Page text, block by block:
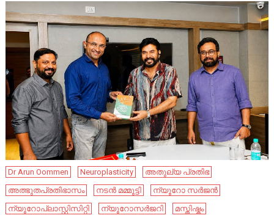
Dr Arun Oommen Neuroplasticity
അതുല്യ പ്രതിഭ
അത്ഭുതപ്രതിഭാസം
നടൻ മമ്മൂട്ടി
ന്യൂറോ സർജൻ
ന്യൂറോപ്ലാസ്റ്റിസിറ്റി
ന്യൂറോസർജറി
മസ്തിഷ്കം